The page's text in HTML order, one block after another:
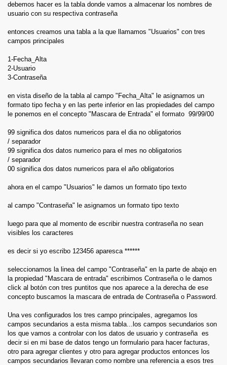
debemos hacer es la tabla donde vamos a almacenar los nombres de
usuario con su respectiva contraseña
entonces creamos una tabla a la que llamamos "Usuarios" con tres
campos principales
1-Fecha_Alta
2-Usuario
3-Contraseña
en vista diseño de la tabla al campo "Fecha_Alta" le asignamos un
formato tipo fecha y en las perte inferior en las propiedades del campo
le ponemos en el concepto "Mascara de Entrada" el formato 99/99/00
99 significa dos datos numericos para el dia no obligatorios
/ separador
99 significa dos datos numerico para el mes no obligatorios
/ separador
00 significa dos datos numericos para el año obligatorios
ahora en el campo "Usuarios" le damos un formato tipo texto
al campo "Contraseña" le asignamos un formato tipo texto
luego para que al momento de escribir nuestra contraseña no sean
visibles los caracteres
es decir si yo escribo 123456 aparesca ******
seleccionamos la linea del campo "Contraseña" en la parte de abajo en
la propiedad "Mascara de entrada" escribimos Contraseña o le damos
click al botón con tres puntitos que nos aparece a la derecha de ese
concepto buscamos la mascara de entrada de Contraseña o Password.
Una ves configurados los tres campo principales, agregamos los
campos secundarios a esta misma tabla...los campos secundarios son
los que vamos a controlar con los datos de usuario y contraseña es
decir si en mi base de datos tengo un formulario para hacer facturas,
otro para agregar clientes y otro para agregar productos entonces los
campos secundarios llevaran como nombre una referencia a esos tres